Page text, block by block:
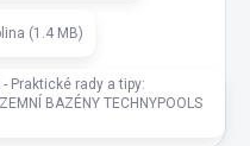
(1.4 MB)
Praktické rady a tipy:
BAZÉNY TECHNYPOOLS